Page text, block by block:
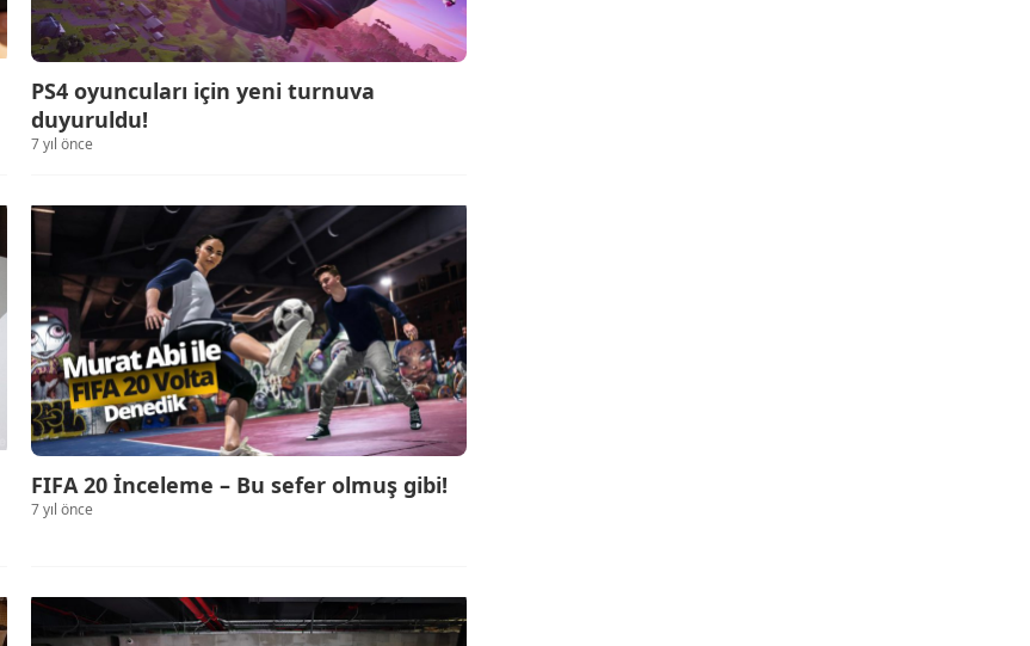
PS4 oyuncuları için yeni turnuva
duyuruldu!
7 yıl önce
FIFA 20 İnceleme – Bu sefer olmuş gibi!
7 yıl önce